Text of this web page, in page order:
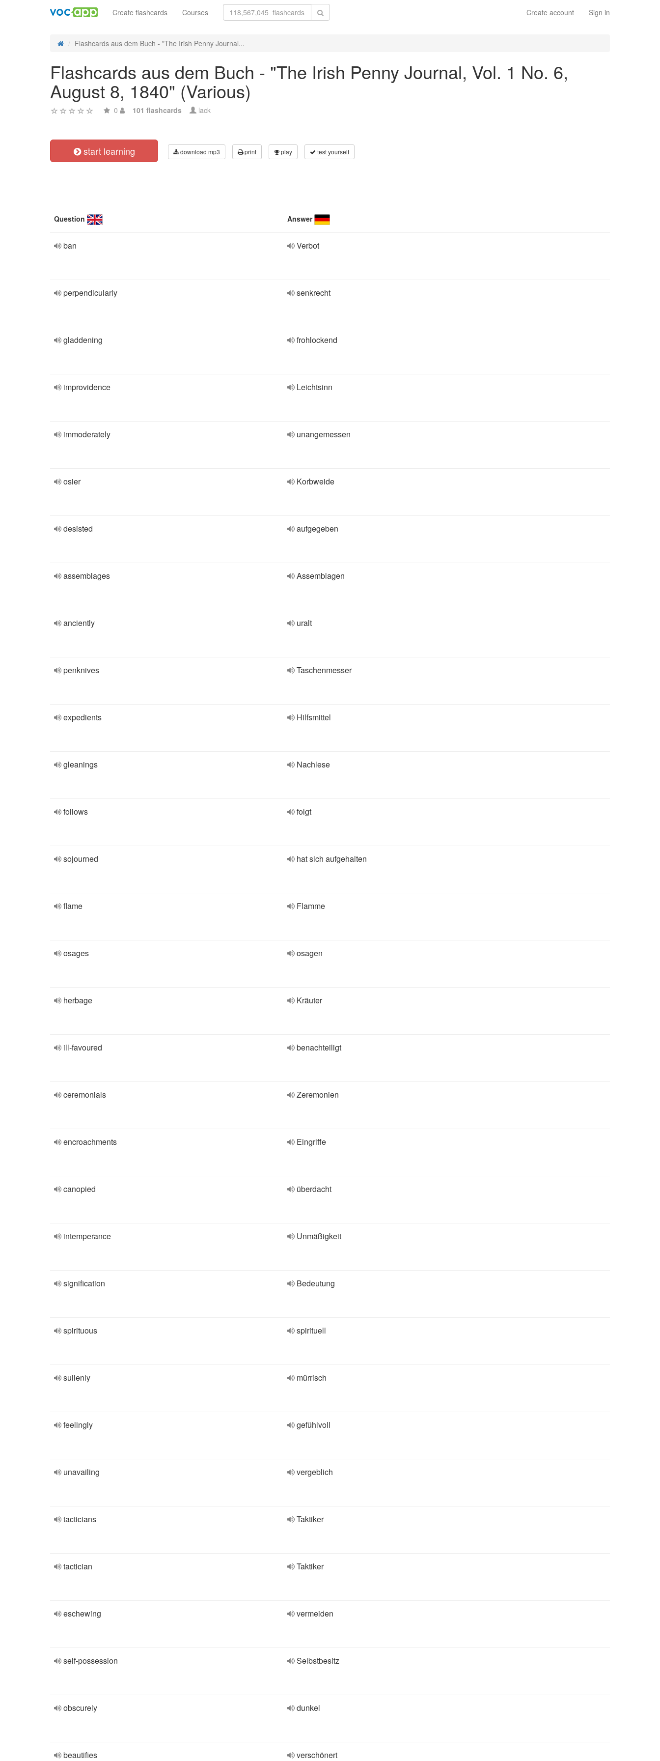
Create account Sign in
Create flashcards Courses
Flashcards aus dem Buch - "The Irish Penny Journal...
Flashcards aus dem Buch - "The Irish Penny Journal, Vol. 1 No. 6,
August 8, 1840" (Various)
0 101 flashcards lack
start learning download mp3 print play test yourself
Question Answer
ban Verbot
perpendicularly senkrecht
gladdening frohlockend
improvidence Leichtsinn
immoderately unangemessen
osier Korbweide
desisted aufgegeben
assemblages Assemblagen
anciently uralt
penknives Taschenmesser
expedients Hilfsmittel
gleanings Nachlese
follows folgt
sojourned hat sich aufgehalten
flame Flamme
osages osagen
herbage Kräuter
ill-favoured benachteiligt
ceremonials Zeremonien
encroachments Eingriffe
canopied überdacht
intemperance Unmäßigkeit
signification Bedeutung
spirituous spirituell
sullenly mürrisch
feelingly gefühlvoll
unavailing vergeblich
tacticians Taktiker
tactician Taktiker
eschewing vermeiden
self-possession Selbstbesitz
obscurely dunkel
beautifies verschönert